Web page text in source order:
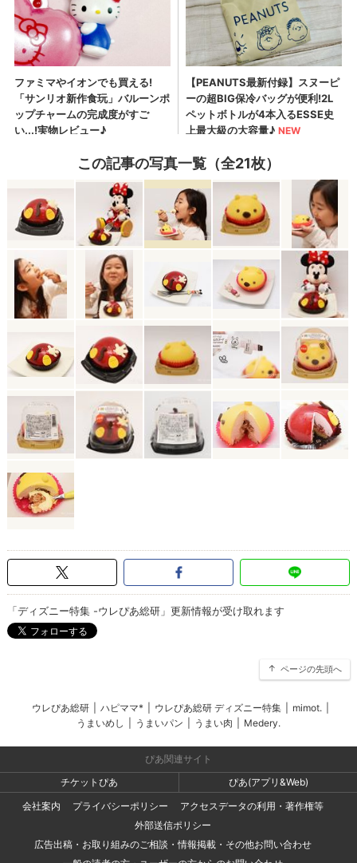
この記事の写真一覧（全21枚）
「ディズニー特集 -ウレぴあ総研」更新情報が受け取れます
ページの先頭へ
ウレぴあ総研 ハピママ* ウレぴあ総研 ディズニー特集 mimot.
うまいめし
うまいパン うまい肉 Medery.
ぴあ関連サイト
チケットぴあ
ぴあ(アプリ&Web)
会社案内
プライバシーポリシー
アクセスデータの利用・著作権等
外部送信ポリシー
広告出稿・お取り組みのご相談・情報掲載・その他お問い合わせ